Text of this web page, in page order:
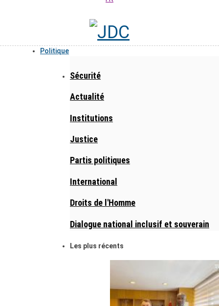
Politique
Sécurité
Actualité
Institutions
Justice
Partis politiques
International
Droits de l'Homme
Dialogue national inclusif et souverain
Les plus récents